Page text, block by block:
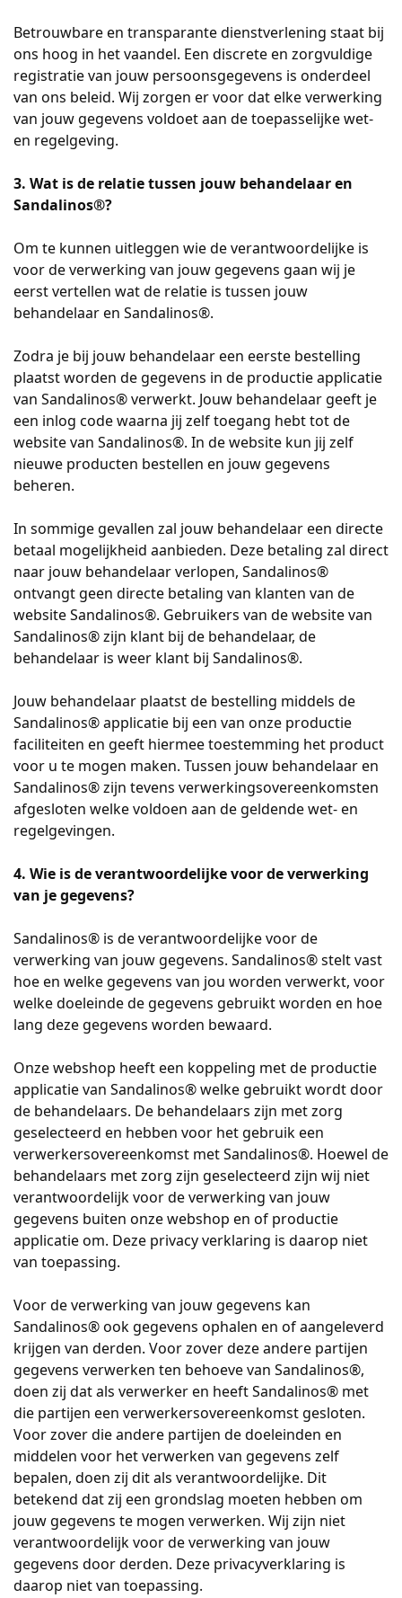
Betrouwbare en transparante dienstverlening staat bij
ons hoog in het vaandel. Een discrete en zorgvuldige
registratie van jouw persoonsgegevens is onderdeel
van ons beleid. Wij zorgen er voor dat elke verwerking
van jouw gegevens voldoet aan de toepasselijke wet-
en regelgeving.
3. Wat is de relatie tussen jouw behandelaar en
Sandalinos®?
Om te kunnen uitleggen wie de verantwoordelijke is
voor de verwerking van jouw gegevens gaan wij je
eerst vertellen wat de relatie is tussen jouw
behandelaar en Sandalinos®.
Zodra je bij jouw behandelaar een eerste bestelling
plaatst worden de gegevens in de productie applicatie
van Sandalinos® verwerkt. Jouw behandelaar geeft je
een inlog code waarna jij zelf toegang hebt tot de
website van Sandalinos®. In de website kun jij zelf
nieuwe producten bestellen en jouw gegevens
beheren.
In sommige gevallen zal jouw behandelaar een directe
betaal mogelijkheid aanbieden. Deze betaling zal direct
naar jouw behandelaar verlopen, Sandalinos®
ontvangt geen directe betaling van klanten van de
website Sandalinos®. Gebruikers van de website van
Sandalinos® zijn klant bij de behandelaar, de
behandelaar is weer klant bij Sandalinos®.
Jouw behandelaar plaatst de bestelling middels de
Sandalinos® applicatie bij een van onze productie
faciliteiten en geeft hiermee toestemming het product
voor u te mogen maken. Tussen jouw behandelaar en
Sandalinos® zijn tevens verwerkingsovereenkomsten
afgesloten welke voldoen aan de geldende wet- en
regelgevingen.
4. Wie is de verantwoordelijke voor de verwerking
van je gegevens?
Sandalinos® is de verantwoordelijke voor de
verwerking van jouw gegevens. Sandalinos® stelt vast
hoe en welke gegevens van jou worden verwerkt, voor
welke doeleinde de gegevens gebruikt worden en hoe
lang deze gegevens worden bewaard.
Onze webshop heeft een koppeling met de productie
applicatie van Sandalinos® welke gebruikt wordt door
de behandelaars. De behandelaars zijn met zorg
geselecteerd en hebben voor het gebruik een
verwerkersovereenkomst met Sandalinos®. Hoewel de
behandelaars met zorg zijn geselecteerd zijn wij niet
verantwoordelijk voor de verwerking van jouw
gegevens buiten onze webshop en of productie
applicatie om. Deze privacy verklaring is daarop niet
van toepassing.
Voor de verwerking van jouw gegevens kan
Sandalinos® ook gegevens ophalen en of aangeleverd
krijgen van derden. Voor zover deze andere partijen
gegevens verwerken ten behoeve van Sandalinos®,
doen zij dat als verwerker en heeft Sandalinos® met
die partijen een verwerkersovereenkomst gesloten.
Voor zover die andere partijen de doeleinden en
middelen voor het verwerken van gegevens zelf
bepalen, doen zij dit als verantwoordelijke. Dit
betekend dat zij een grondslag moeten hebben om
jouw gegevens te mogen verwerken. Wij zijn niet
verantwoordelijk voor de verwerking van jouw
gegevens door derden. Deze privacyverklaring is
daarop niet van toepassing.